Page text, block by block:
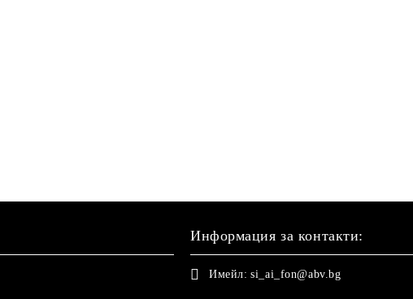
Информация за контакти:
Имейл: si_ai_fon@abv.bg